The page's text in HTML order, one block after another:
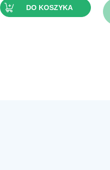
DO KOSZYKA